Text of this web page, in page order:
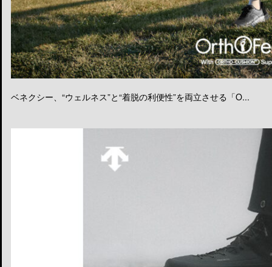
ベネクシー、“ウェルネス”と“着脱の利便性”を両立させる「O...